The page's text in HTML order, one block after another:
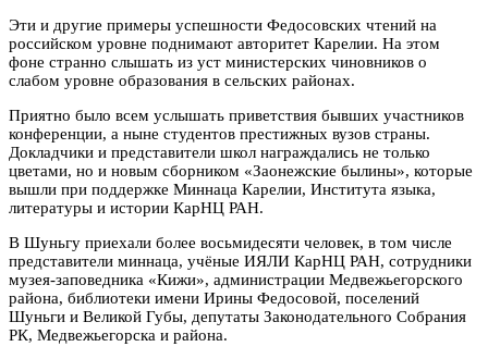
Эти и другие примеры успешности Федосовских чтений на
российском уровне поднимают авторитет Карелии. На этом
фоне странно слышать из уст министерских чиновников о
слабом уровне образования в сельских районах.
Приятно было всем услышать приветствия бывших участников
конференции, а ныне студентов престижных вузов страны.
Докладчики и представители школ награждались не только
цветами, но и новым сборником «Заонежские былины», которые
вышли при поддержке Миннаца Карелии, Института языка,
литературы и истории КарНЦ РАН.
В Шуньгу приехали более восьмидесяти человек, в том числе
представители миннаца, учёные ИЯЛИ КарНЦ РАН, сотрудники
музея-заповедника «Кижи», администрации Медвежьегорского
района, библиотеки имени Ирины Федосовой, поселений
Шуньги и Великой Губы, депутаты Законодательного Собрания
РК, Медвежьегорска и района.